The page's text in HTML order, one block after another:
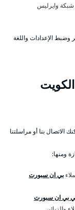
وايرليس
وضبط الإعدادات واللغة
الاتصال بنا أو مراسلتنا
ومنها:
بي ان سبورت
بي ان سبورت